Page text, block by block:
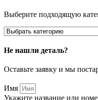
Выберите подходящую
Не нашли деталь?
Оставьте заявку и мы
Имя
Укажите название или